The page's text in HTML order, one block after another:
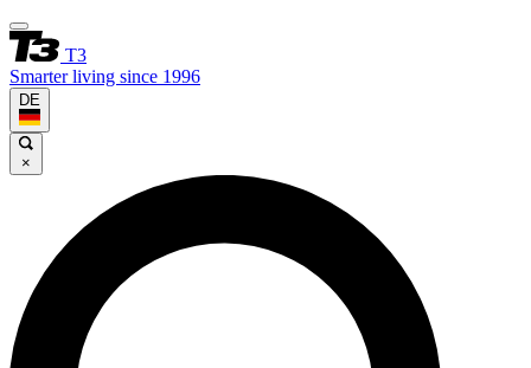
T3
Smarter living since 1996
DE
×